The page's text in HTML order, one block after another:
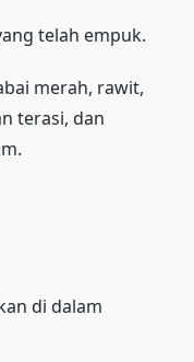
telah empuk.
merah, rawit,
terasi, dan
di dalam